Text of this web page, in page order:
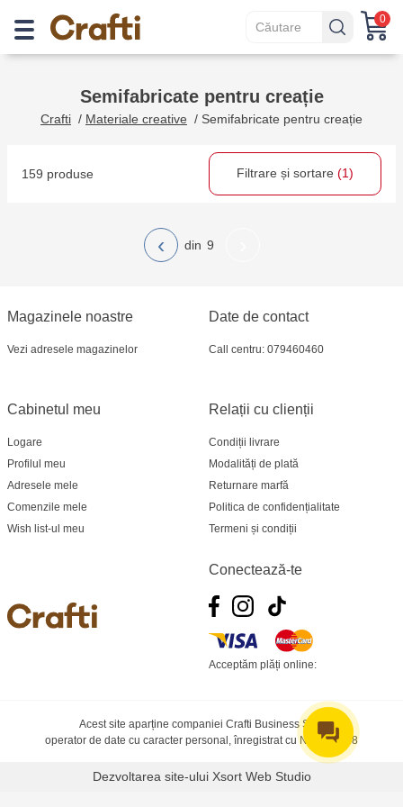
0
Semifabricate pentru creație
Crafti / Materiale creative / Semifabricate pentru creație
159 produse Filtrare și sortare (1)
‹ 9
Magazinele noastre
Vezi adresele magazinelor
Relații cu clienții
Condiții livrare
Modalități de plată
Returnare marfă
Politica de confidențialitate
Termeni și condiții
Cabinetul meu
Logare
Profilul meu
Adresele mele
Comenzile mele
Wish list-ul meu
Date de contact
Call centru: 079460460
Conectează-te
Acceptăm plăți online:
Acest site aparține companiei Crafti Business SRL
operator de date cu caracter personal, înregistrat cu № 0003428
Dezvoltarea site-ului Xsort Web Studio